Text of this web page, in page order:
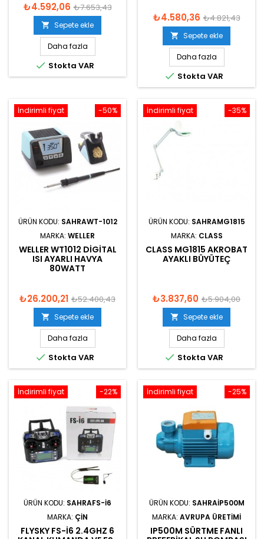
₺4.592,06 ₺7.653,43
 Sepete ekle
Daha fazla
 Stokta VAR
₺4.580,36 ₺4.821,43
 Sepete ekle
Daha fazla
 Stokta VAR
-50%
İndirimli fiyat
ÜRÜN KODU: SAHRAWT-1012
MARKA: WELLER
WELLER WT1012 DIGITAL
ISI AYARLI HAVYA
80WATT
₺26.200,21 ₺52.400,43
 Sepete ekle
Daha fazla
 Stokta VAR
-35%
İndirimli fiyat
ÜRÜN KODU: SAHRAMG1815
MARKA: CLASS
CLASS MG1815 AKROBAT
AYAKLI BÜYÜTEÇ
₺3.837,60 ₺5.904,00
 Sepete ekle
Daha fazla
 Stokta VAR
-22%
İndirimli fiyat
ÜRÜN KODU: SAHRAFS-I6
MARKA: ÇIN
FLYSKY FS-I6 2.4GHZ 6
-25%
İndirimli fiyat
ÜRÜN KODU: SAHRAIP500M
MARKA: AVRUPA ÜRETIMI
IP500M SÜRTME FANLI